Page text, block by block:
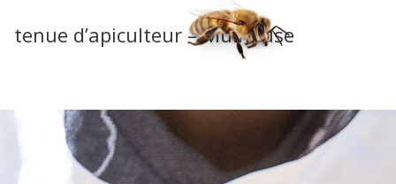
tenue d’apiculteur – Mulhouse